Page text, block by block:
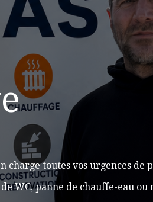
charge toutes vos urgences de
WC, panne de chauffe-eau